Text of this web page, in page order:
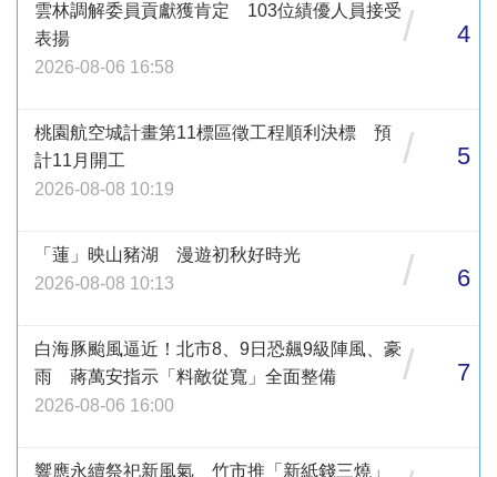
雲林調解委員貢獻獲肯定 103位績優人員接受
表揚
2026-08-06 16:58
/ 4
桃園航空城計畫第11標區徵工程順利決標 預
計11月開工
2026-08-08 10:19
/ 5
「蓮」映山豬湖 漫遊初秋好時光
2026-08-08 10:13
/ 6
白海豚颱風逼近！北市8、9日恐飆9級陣風、豪
雨 蔣萬安指示「料敵從寬」全面整備
2026-08-06 16:00
/ 7
響應永續祭祀新風氣 竹市推「新紙錢三燒」